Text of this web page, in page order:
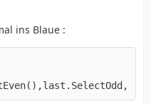
ins Blaue :